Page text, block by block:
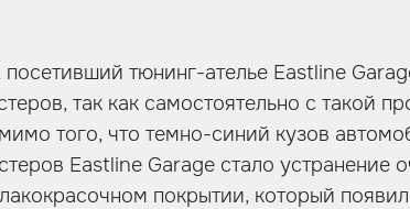
тюнинг-ателье Eastline
так как самостоятельно с такой
того, что темно-синий кузов
Eastline Garage стало устранение
покрытии, который